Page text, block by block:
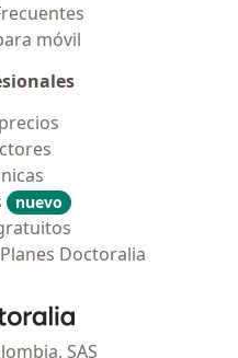
móvil
nuevo
Doctoralia
- Página de inicio
SAS